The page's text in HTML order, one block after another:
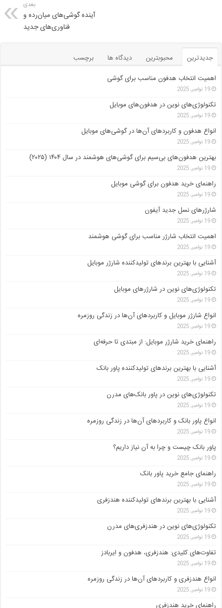
بعدی
آینده گوشی‌های میان‌رده و
فناوری‌های جدید
جدیدترین محبوبترین دیدگاه ها
برچسب
اهمیت انتخاب هدفون مناسب برای گوشی
19 نوامبر, 2025
تکنولوژی‌های نوین در هدفون‌های موبایل
19 نوامبر, 2025
انواع هدفون و کاربردهای آن‌ها در گوشی‌های موبایل
19 نوامبر, 2025
بهترین هدفون‌های بی‌سیم برای گوشی‌های هوشمند در سال ۱۴۰۴ (۲۰۲۵)
19 نوامبر, 2025
راهنمای خرید هدفون برای گوشی موبایل
19 نوامبر, 2025
شارژرهای نسل جدید آیفون
19 نوامبر, 2025
اهمیت انتخاب شارژر مناسب برای گوشی هوشمند
19 نوامبر, 2025
آشنایی با بهترین برندهای تولیدکننده شارژر موبایل
19 نوامبر, 2025
تکنولوژی‌های نوین در شارژرهای موبایل
19 نوامبر, 2025
انواع شارژر موبایل و کاربردهای آن‌ها در زندگی روزمره
19 نوامبر, 2025
راهنمای خرید شارژر موبایل: از مبتدی تا حرفه‌ای
19 نوامبر, 2025
آشنایی با بهترین برندهای تولیدکننده پاور بانک
19 نوامبر, 2025
تکنولوژی‌های نوین در پاور بانک‌های مدرن
19 نوامبر, 2025
انواع پاور بانک و کاربردهای آن‌ها در زندگی روزمره
19 نوامبر, 2025
پاور بانک چیست و چرا به آن نیاز داریم؟
19 نوامبر, 2025
راهنمای جامع خرید پاور بانک
19 نوامبر, 2025
آشنایی با بهترین برندهای تولیدکننده هندزفری
19 نوامبر, 2025
تکنولوژی‌های نوین در هندزفری‌های مدرن
19 نوامبر, 2025
تفاوت‌های کلیدی: هندزفری، هدفون و ایربادز
19 نوامبر, 2025
انواع هندزفری و کاربردهای آن‌ها در زندگی روزمره
19 نوامبر, 2025
راهنمای خرید هندزفری